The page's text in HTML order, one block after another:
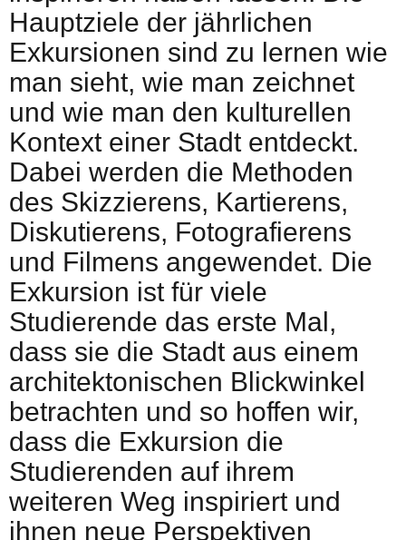
Hauptziele der jährlichen
Exkursionen sind zu lernen wie
man sieht, wie man zeichnet
und wie man den kulturellen
Kontext einer Stadt entdeckt.
Dabei werden die Methoden
des Skizzierens, Kartierens,
Diskutierens, Fotografierens
und Filmens angewendet. Die
Exkursion ist für viele
Studierende das erste Mal,
dass sie die Stadt aus einem
architektonischen Blickwinkel
betrachten und so hoffen wir,
dass die Exkursion die
Studierenden auf ihrem
weiteren Weg inspiriert und
ihnen neue Perspektiven